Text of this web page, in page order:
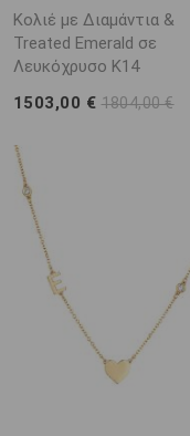
Κολιέ με Διαμάντια &
Treated Emerald σε
Λευκόχρυσο K14
1503,00 € 1804,00 €